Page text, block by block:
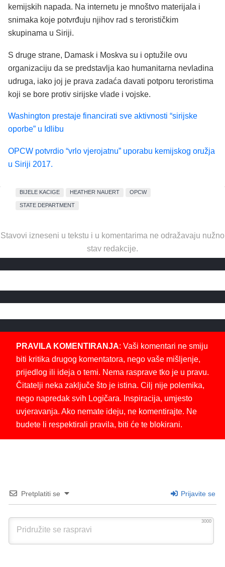
kemijskih napada. Na internetu je mnoštvo materijala i
snimaka koje potvrđuju njihov rad s terorističkim
skupinama u Siriji.
S druge strane, Damask i Moskva su i optužile ovu
organizaciju da se predstavlja kao humanitarna nevladina
udruga, iako joj je prava zadaća davati potporu teroristima
koji se bore protiv sirijske vlade i vojske.
Washington prestaje financirati sve aktivnosti “sirijske
oporbe” u Idlibu
OPCW potvrdio “vrlo vjerojatnu” uporabu kemijskog oružja
u Siriji 2017.
BIJELE KACIGE HEATHER NAUERT OPCW
STATE DEPARTMENT
Stavovi izneseni u tekstu i u komentarima ne odražavaju nužno
stav redakcije.
PRAVILA KOMENTIRANJA: Vaši komentari ne smiju
biti kritika drugog komentatora, nego vaše mišljenje,
prijedlog ili ideja o temi. Nema rasprave tko je u pravu.
Čitatelji neka zaključe što je istina. Cilj nije polemika,
nego napredak svih Logičara. Inspiracija, umjesto
uvjeravanja. Ako nemate ideju, ne komentirajte. Ne
budete li respektirali pravila, biti će te blokirani.
Pretplatiti se Prijavite se
3000